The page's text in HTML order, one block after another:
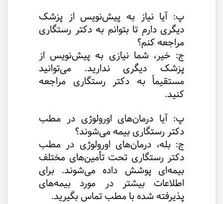
پ: آیا نیاز به پیش‌نویس از پزشک
دیگری دارم تا بتوانم به دکتر رستگاری
مراجعه کنم؟
ج: خیر، شما نیازی به پیش‌نویس از
پزشک دیگری ندارید. می‌توانید
مستقیماً به دکتر رستگاری مراجعه
کنید.
پ: آیا درمان‌های اورولوژی در مطب
دکتر رستگاری بیمه می‌شوند؟
ج: بله، درمان‌های اورولوژی در مطب
دکتر رستگاری تحت تأمین‌های مختلف
بیمه‌ای پوشش داده می‌شوند. برای
اطلاعات بیشتر در مورد بیمه‌های
پذیرفته شده با مطب تماس بگیرید.